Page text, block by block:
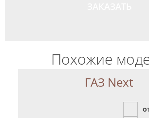
Похожие
ГАЗ Next